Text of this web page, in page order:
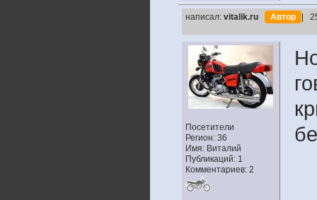
написал: vitalik.ru Автор |
Посетители
Регион: 36
Имя: Виталий
Публикаций: 1
Комментариев: 2